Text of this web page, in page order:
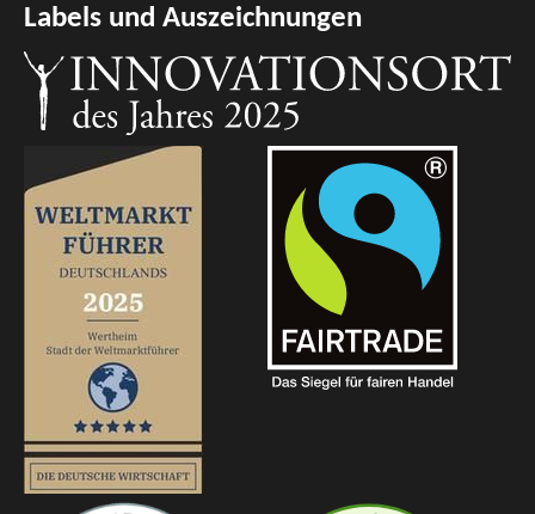
Labels und Auszeichnungen